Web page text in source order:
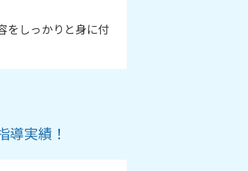
をしっかりと身に付
導実績！